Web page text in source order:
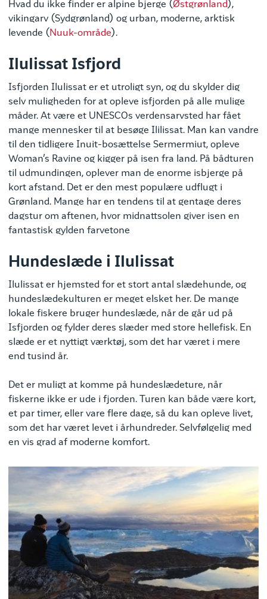
Hvad du ikke finder er alpine bjerge (Østgrønland),
vikingarv (Sydgrønland) og urban, moderne, arktisk
levende ( Nuuk-område).
Ilulissat Isfjord
Isfjorden Ilulissat er et utroligt syn, og du skylder dig
selv muligheden for at opleve isfjorden på alle mulige
måder. At være et UNESCOs verdensarvsted har fået
mange mennesker til at besøge Ililissat. Man kan vandre
til den tidligere Inuit-bosættelse Sermermiut, opleve
Woman’s Ravine og kigger på isen fra land. På bådturen
til udmundingen, oplever man de enorme isbjerge på
kort afstand. Det er den mest populære udflugt i
Grønland. Mange har en tendens til at gentage deres
dagstur om aftenen, hvor midnattsolen giver isen en
fantastisk gylden farvetone
Hundeslæde i Ilulissat
Ilulissat er hjemsted for et stort antal slædehunde, og
hundeslædekulturen er meget elsket her. De mange
lokale fiskere bruger hundeslæde, når de går ud på
Isfjorden og fylder deres slæder med store hellefisk. En
slæde er et nyttigt værktøj, som det har været i mere
end tusind år.
Det er muligt at komme på hundeslædeture, når
fiskerne ikke er ude i fjorden. Turen kan både være kort,
et par timer, eller vare flere dage, så du kan opleve livet,
som det har været levet i århundreder. Selvfølgelig med
en vis grad af moderne komfort.